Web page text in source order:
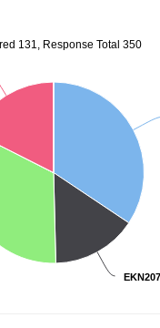
131, Response Total 350